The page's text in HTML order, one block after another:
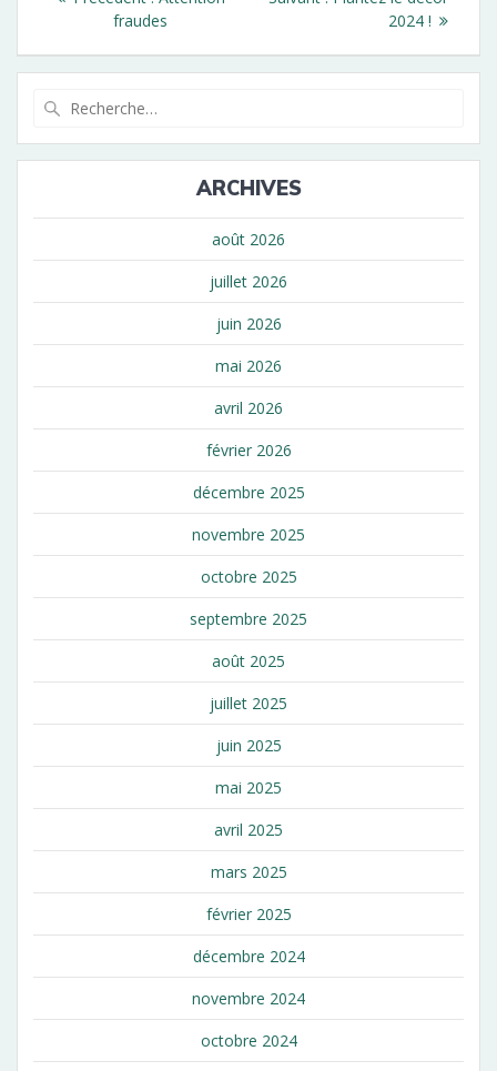
l’article
précédent
fraudes
2024 !
:
ARCHIVES
août 2026
juillet 2026
juin 2026
mai 2026
avril 2026
février 2026
décembre 2025
novembre 2025
octobre 2025
septembre 2025
août 2025
juillet 2025
juin 2025
mai 2025
avril 2025
mars 2025
février 2025
décembre 2024
novembre 2024
octobre 2024